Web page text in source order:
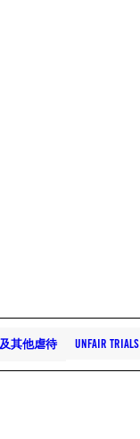
其他虐待 UNFAIR TRIALS